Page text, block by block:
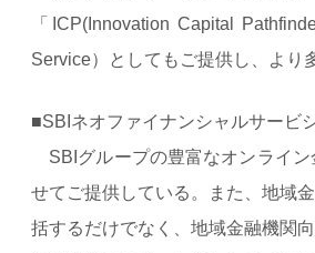
「ICP(Innovation Capital
Service）としてもご提供し、より
■SBIネオファイナンシャルサービ
SBIグループの豊富なオンライン
せてご提供している。また、地域
括するだけでなく、地域金融機関